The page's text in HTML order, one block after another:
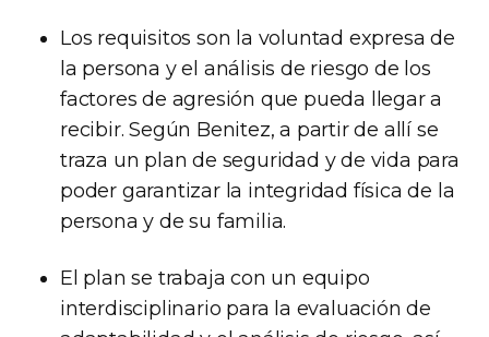
Los requisitos son la voluntad expresa de
la persona y el análisis de riesgo de los
factores de agresión que pueda llegar a
recibir. Según Benitez, a partir de allí se
traza un plan de seguridad y de vida para
poder garantizar la integridad física de la
persona y de su familia.
El plan se trabaja con un equipo
interdisciplinario para la evaluación de